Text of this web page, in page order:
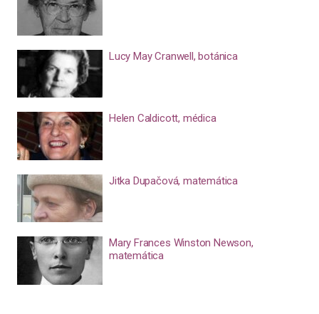
Lucy May Cranwell, botánica
Helen Caldicott, médica
Jitka Dupačová, matemática
Mary Frances Winston Newson,
matemática